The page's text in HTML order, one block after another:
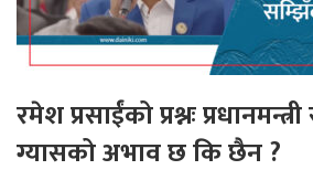
रमेश प्रसाईंको प्रश्नः
ग्यासको अभाव छ कि छैन ?